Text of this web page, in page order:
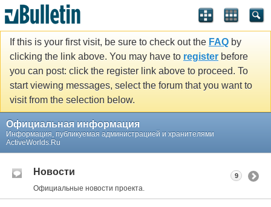
If this is your first visit, be sure to check out the FAQ by
clicking the link above. You may have to register before
you can post: click the register link above to proceed. To
start viewing messages, select the forum that you want to
visit from the selection below.
Официальная информация
Информация, публикуемая администрацией и хранителями
ActiveWorlds.Ru
Новости
Официальные новости проекта.
9